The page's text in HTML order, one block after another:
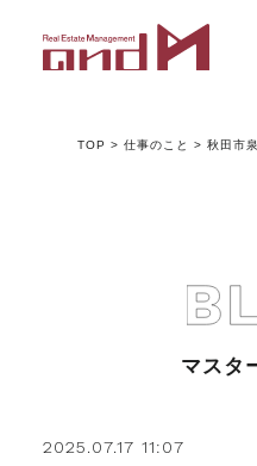
トップページ
アンドエムが選ばれる理
TOP >仕事のこと >秋田市
マスタ
2025.07.17 11:07